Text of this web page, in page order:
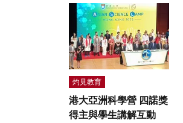
灼見教育
港大亞洲科學營 四諾獎
得主與學生講解互動